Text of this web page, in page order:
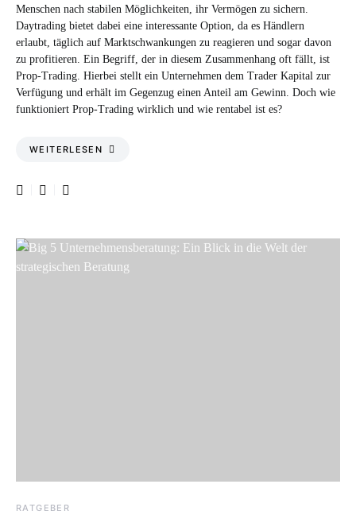
Menschen nach stabilen Möglichkeiten, ihr Vermögen zu sichern.
Daytrading bietet dabei eine interessante Option, da es Händlern
erlaubt, täglich auf Marktschwankungen zu reagieren und sogar davon
zu profitieren. Ein Begriff, der in diesem Zusammenhang oft fällt, ist
Prop-Trading. Hierbei stellt ein Unternehmen dem Trader Kapital zur
Verfügung und erhält im Gegenzug einen Anteil am Gewinn. Doch wie
funktioniert Prop-Trading wirklich und wie rentabel ist es?
WEITERLESEN
RATGEBER